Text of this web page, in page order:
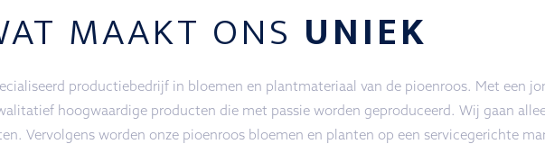
MAAKT ONS UNIEK
productiebedrijf in bloemen en plantmateriaal van de pioenroos. Met een
hoogwaardige producten die met passie worden geproduceerd. Wij gaan
Vervolgens worden onze pioenroos bloemen en planten op een servicegerichte